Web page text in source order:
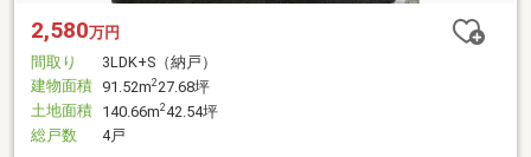
2,580万円
間取り
3LDK+S（納戸）
建物面積 91.52m227.68坪
土地面積 140.66m242.54坪
総戸数
4戸